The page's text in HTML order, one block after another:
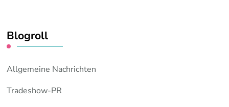
Blogroll
Allgemeine Nachrichten
Tradeshow-PR